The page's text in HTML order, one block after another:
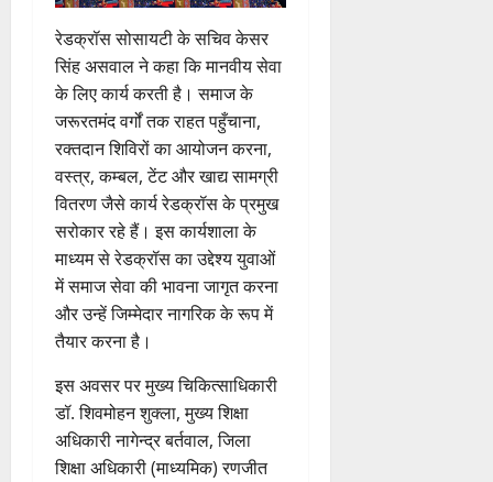
रेडक्रॉस सोसायटी के सचिव केसर
सिंह असवाल ने कहा कि मानवीय सेवा
के लिए कार्य करती है। समाज के
जरूरतमंद वर्गों तक राहत पहुँचाना,
रक्तदान शिविरों का आयोजन करना,
वस्त्र, कम्बल, टेंट और खाद्य सामग्री
वितरण जैसे कार्य रेडक्रॉस के प्रमुख
सरोकार रहे हैं। इस कार्यशाला के
माध्यम से रेडक्रॉस का उद्देश्य युवाओं
में समाज सेवा की भावना जागृत करना
और उन्हें जिम्मेदार नागरिक के रूप में
तैयार करना है।
इस अवसर पर मुख्य चिकित्साधिकारी
डॉ. शिवमोहन शुक्ला, मुख्य शिक्षा
अधिकारी नागेन्द्र बर्तवाल, जिला
शिक्षा अधिकारी (माध्यमिक) रणजीत